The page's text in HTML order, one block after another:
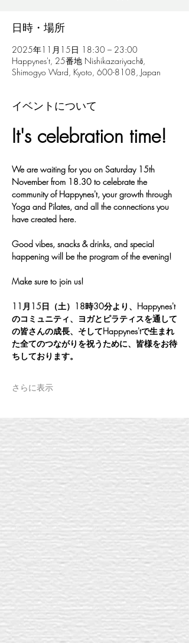
日時・場所
2025年11月15日 18:30 – 23:00
Happynes't, 25番地 Nishikazariyachō,
Shimogyo Ward, Kyoto, 600-8108, Japan
イベントについて
It's celebration time!
We are waiting for you on Saturday 15th
November from 18.30 to celebrate the
community of Happynes't, your growth through
Yoga and Pilates, and all the connections you
have created here.
Good vibes, snacks & drinks, and special
happening will be the program of the evening!
Make sure to join us!
11月15日（土）18時30分より、Happynes't
のコミュニティ、ヨガとピラティスを通して
の皆さんの成長、そしてHappynes'tで生まれ
た全てのつながりを祝うために、皆様をお待
ちしております。
さらに表示